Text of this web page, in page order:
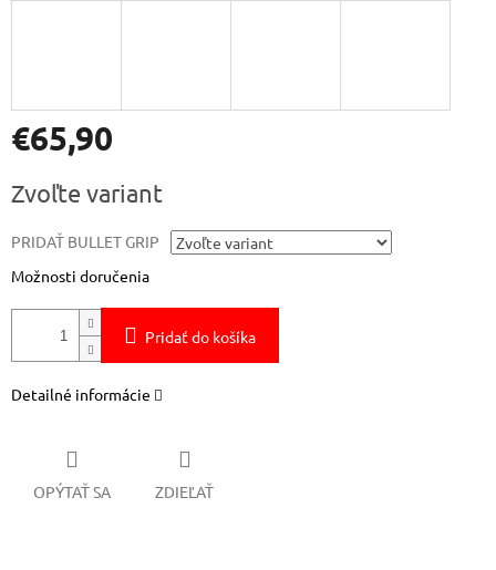
€65,90
cena:
Zvoľte variant
PRIDAŤ BULLET GRIP
Možnosti doručenia
Pridať do košíka
Detailné informácie
OPÝTAŤ SA ZDIEĽAŤ